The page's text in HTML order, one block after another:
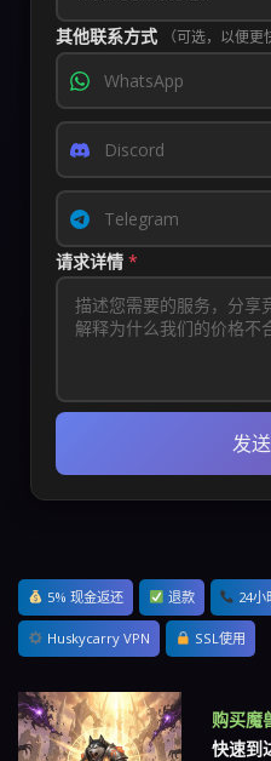
其他联系方式 （可选，以便更
请求详情 *
发
5% 现金返还 退款 24小
Huskycarry VPN SSL使用
购买魔
快速到